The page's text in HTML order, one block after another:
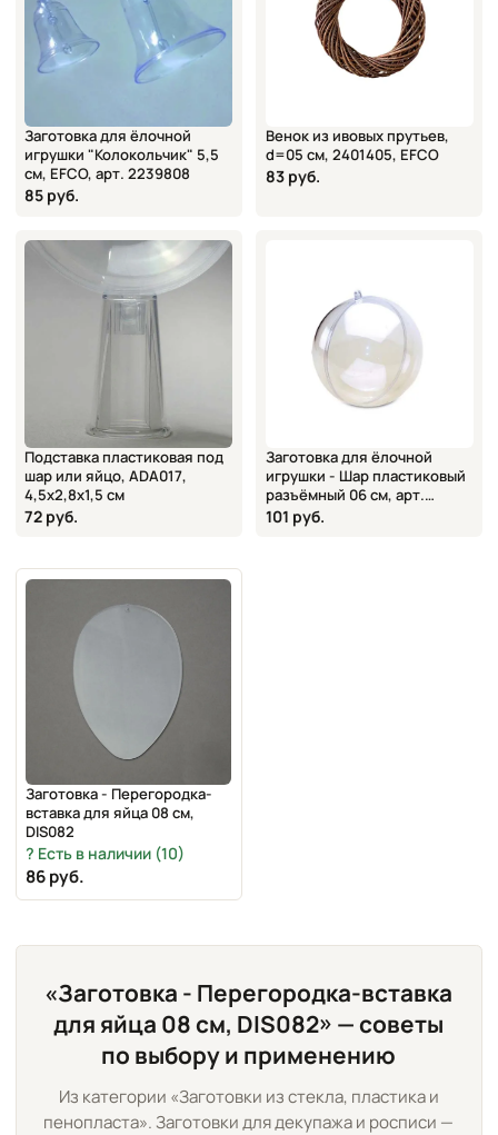
Заготовка для ёлочной
игрушки "Колокольчик" 5,5
см, EFCO, арт. 2239808
85 руб.
Венок из ивовых прутьев,
d=05 см, 2401405, EFCO
83 руб.
Подставка пластиковая под
шар или яйцо, ADA017,
4,5х2,8х1,5 см
72 руб.
Заготовка для ёлочной
игрушки - Шар пластиковый
разъёмный 06 см, арт.
KUG060
101 руб.
Заготовка - Перегородка-
вставка для яйца 08 см,
DIS082
Есть в наличии (10)
86 руб.
«Заготовка - Перегородка-вставка
для яйца 08 см, DIS082» — советы
по выбору и применению
Из категории «Заготовки из стекла, пластика и
пенопласта». Заготовки для декупажа и росписи —